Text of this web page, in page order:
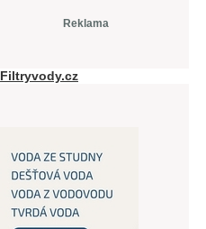
Reklama
Filtryvody.cz